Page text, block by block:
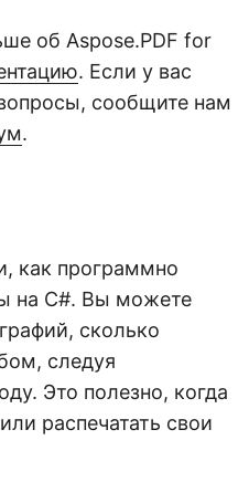
об Aspose.PDF for
. Если у вас
сообщите нам
.
как программно
на C#. Вы можете
сколько
следуя
Это полезно, когда
распечатать свои